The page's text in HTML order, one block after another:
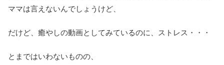
ママは言えないんでしょうけど、
だけど、癒やしの動画としてみているのに、ストレス・・・
とまではいわないものの、